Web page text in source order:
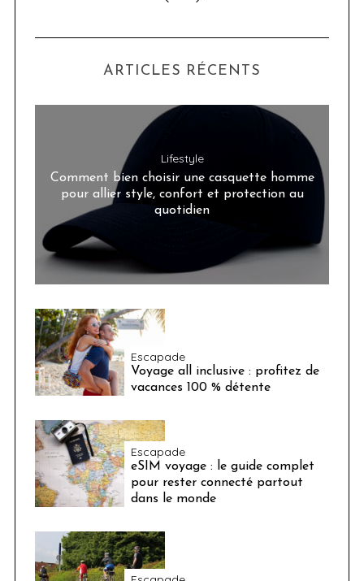
ARTICLES RÉCENTS
Lifestyle
Comment bien choisir une casquette homme
pour allier style, confort et protection au
quotidien
Escapade
Voyage all inclusive : profitez de
vacances 100 % détente
Escapade
eSIM voyage : le guide complet
pour rester connecté partout
dans le monde